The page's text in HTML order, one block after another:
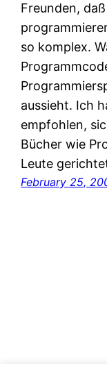
Freunden,
so komplex.
aussieht. Ich
empfohlen,
Bücher wie
Leute
February 25,